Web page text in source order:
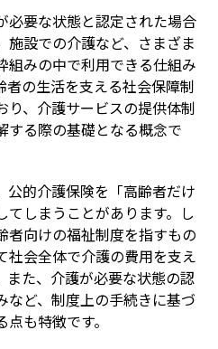
必要な状態と認定された場合
施設での介護など、さまざま
組みの中で利用できる仕組み
の生活を支える社会保障制
り、介護サービスの提供体制
する際の基礎となる概念で
公的介護保険を「高齢者だけ
しまうことがあります。し
者向けの福祉制度を指すもの
社会全体で介護の費用を支え
また、介護が必要な状態の認
など、制度上の手続きに基づ
も特徴です。